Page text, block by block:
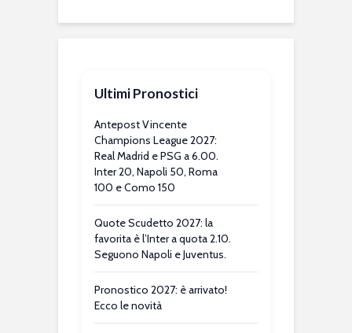
Ultimi Pronostici
Antepost Vincente
Champions League 2027:
Real Madrid e PSG a 6.00.
Inter 20, Napoli 50, Roma
100 e Como 150
Quote Scudetto 2027: la
favorita è l’Inter a quota 2.10.
Seguono Napoli e Juventus.
Pronostico 2027: è arrivato!
Ecco le novità